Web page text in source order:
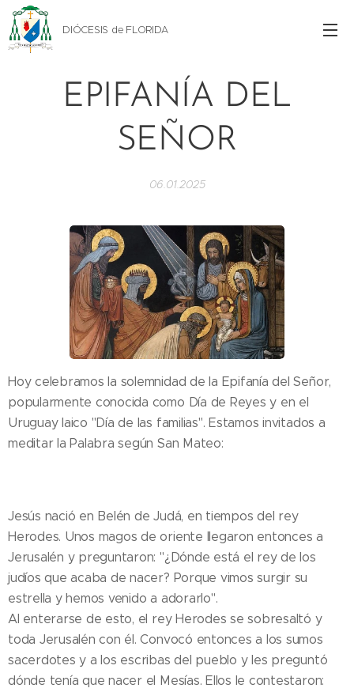
DIÓCESIS de FLORIDA
EPIFANÍA DEL
SEÑOR
06.01.2025
Hoy celebramos la solemnidad de la Epifanía del Señor,
popularmente conocida como Día de Reyes y en el
Uruguay laico "Día de las familias". Estamos invitados a
meditar la Palabra según San Mateo:
Jesús nació en Belén de Judá, en tiempos del rey
Herodes. Unos magos de oriente llegaron entonces a
Jerusalén y preguntaron: "¿Dónde está el rey de los
judíos que acaba de nacer? Porque vimos surgir su
estrella y hemos venido a adorarlo".
Al enterarse de esto, el rey Herodes se sobresaltó y
toda Jerusalén con él. Convocó entonces a los sumos
sacerdotes y a los escribas del pueblo y les preguntó
dónde tenía que nacer el Mesías. Ellos le contestaron: